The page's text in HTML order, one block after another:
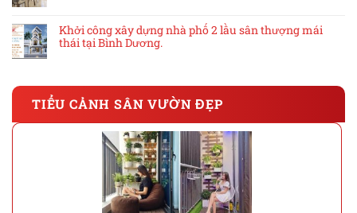
Khởi công xây dựng nhà phố 2 lầu sân thượng mái
thái tại Bình Dương.
TIỂU CẢNH SÂN VƯỜN ĐẸP